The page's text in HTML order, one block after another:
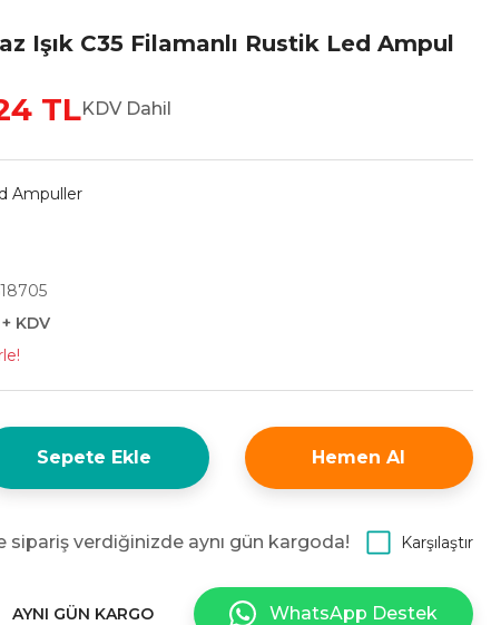
Işık C35 Filamanlı Rustik Led Ampul
TLKDV Dahil
Ampuller
KDV
Sepete Ekle Hemen Al
sipariş verdiğinizde aynı gün kargoda! Karşılaştır
AYNI GÜN KARGO WhatsApp Destek